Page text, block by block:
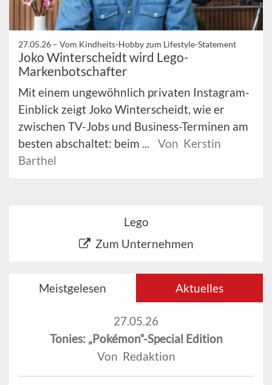
27.05.26 – Vom Kindheits-Hobby zum Lifestyle-Statement
Joko Winterscheidt wird Lego-
Markenbotschafter
Mit einem ungewöhnlich privaten Instagram-
Einblick zeigt Joko Winterscheidt, wie er
zwischen TV-Jobs und Business-Terminen am
besten abschaltet: beim ...
Von Kerstin
Barthel
Lego
Zum Unternehmen
Meistgelesen Aktuelles
27.05.26
Tonies: „Pokémon“-Special Edition
Von Redaktion